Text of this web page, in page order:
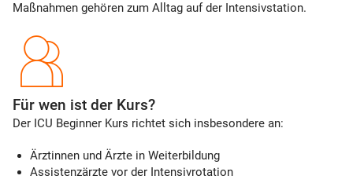
Maßnahmen gehören zum Alltag auf der Intensivstation.
Für wen ist der Kurs?
Der ICU Beginner Kurs richtet sich insbesondere an:
Ärztinnen und Ärzte in Weiterbildung
Assistenzärzte vor der Intensivrotation